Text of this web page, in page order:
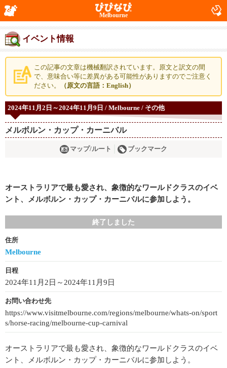
Melbourne
イベント情報
この記事の文章は機械翻訳されています。原文と訳文の間
で、意味合い等に差異がある可能性がありますのでご注意く
ださい。
（原文の言語：English）
2024年11月2日～2024年11月9日 / Melbourne / その他
メルボルン・カップ・カーニバル
マップ/ルート ブックマーク
オーストラリアで最も愛され、象徴的なワールドクラスのイベ
ント、メルボルン・カップ・カーニバルに参加しよう。
終了しました
住所
Melbourne
日程
2024年11月2日～2024年11月9日
お問い合わせ先
https://www.visitmelbourne.com/regions/melbourne/whats-on/sport
s/horse-racing/melbourne-cup-carnival
オーストラリアで最も愛され、象徴的なワールドクラスのイベ
ント、メルボルン・カップ・カーニバルに参加しよう。